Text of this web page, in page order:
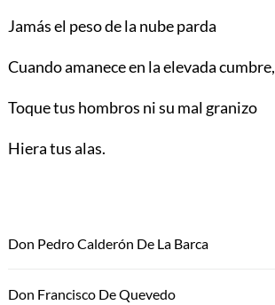
Jamás el peso de la nube parda
Cuando amanece en la elevada cumbre,
Toque tus hombros ni su mal granizo
Hiera tus alas.
Don Pedro Calderón De La Barca
Don Francisco De Quevedo